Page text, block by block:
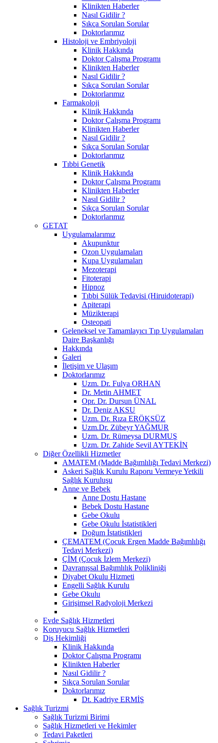
Klinikten Haberler
Nasıl Gidilir ?
Sıkça Sorulan Sorular
Doktorlarımız
Histoloji ve Embriyoloji
Klinik Hakkında
Doktor Çalışma Programı
Klinikten Haberler
Nasıl Gidilir ?
Sıkça Sorulan Sorular
Doktorlarımız
Farmakoloji
Klinik Hakkında
Doktor Çalışma Programı
Klinikten Haberler
Nasıl Gidilir ?
Sıkça Sorulan Sorular
Doktorlarımız
Tıbbi Genetik
Klinik Hakkında
Doktor Çalışma Programı
Klinikten Haberler
Nasıl Gidilir ?
Sıkça Sorulan Sorular
Doktorlarımız
GETAT
Uygulamalarımız
Akupunktur
Ozon Uygulamaları
Kupa Uygulamaları
Mezoterapi
Fitoterapi
Hipnoz
Tıbbi Sülük Tedavisi (Hiruidoterapi)
Apiterapi
Müzikterapi
Osteopati
Geleneksel ve Tamamlayıcı Tıp Uygulamaları
Daire Başkanlığı
Hakkında
Galeri
İletişim ve Ulaşım
Doktorlarımız
Uzm. Dr. Fulya ORHAN
Dr. Metin AHMET
Opr. Dr. Dursun ÜNAL
Dr. Deniz AKSU
Uzm. Dr. Rıza ERÖKSÜZ
Uzm.Dr. Zübeyr YAĞMUR
Uzm. Dr. Rümeysa DURMUŞ
Uzm. Dr. Zahide Sevil AYTEKİN
Diğer Özellikli Hizmetler
AMATEM (Madde Bağımlılığı Tedavi Merkezi)
Askeri Sağlık Kurulu Raporu Vermeye Yetkili
Sağlık Kuruluşu
Anne ve Bebek
Anne Dostu Hastane
Bebek Dostu Hastane
Gebe Okulu
Gebe Okulu İstatistikleri
Doğum İstatistikleri
ÇEMATEM (Çocuk Ergen Madde Bağımlılığı
Tedavi Merkezi)
ÇİM (Çocuk İzlem Merkezi)
Davranışsal Bağımlılık Polikliniği
Diyabet Okulu Hizmeti
Engelli Sağlık Kurulu
Gebe Okulu
Girişimsel Radyoloji Merkezi
Evde Sağlık Hizmetleri
Koruyucu Sağlık Hizmetleri
Diş Hekimliği
Klinik Hakkında
Doktor Çalışma Programı
Klinikten Haberler
Nasıl Gidilir ?
Sıkça Sorulan Sorular
Doktorlarımız
Dt. Kadriye ERMİŞ
Sağlık Turizmi
Sağlık Turizmi Birimi
Sağlık Hizmetleri ve Hekimler
Tedavi Paketleri